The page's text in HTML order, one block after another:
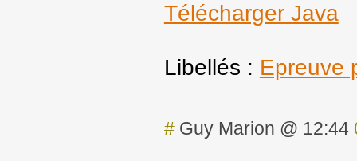
Télécharger Java
Libellés : Epreuve
#Guy Marion @ 12:44